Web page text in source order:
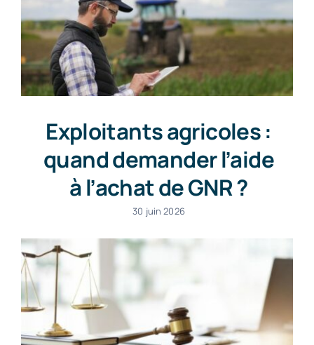
Exploitants agricoles :
quand demander l’aide
à l’achat de GNR ?
30 juin 2026